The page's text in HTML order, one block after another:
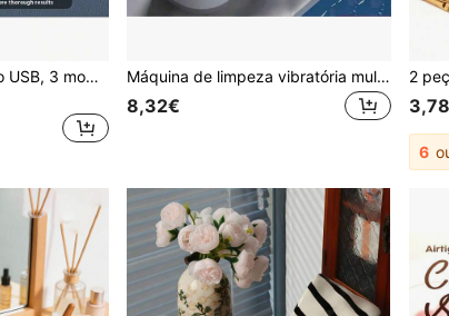
Limpador ultrassônico USB, 3 modos de temporizador, vibração de alta frequência, limpeza profunda para joias e óculos, 500mAh
Máquina de limpeza vibratória multifuncional - Limpador de lentes de contato, relógios, joias e dentes.
8,32€
6